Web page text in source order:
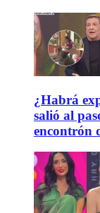
¿Habrá
salió al
encontrón